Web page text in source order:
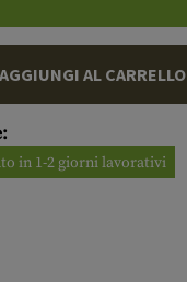
AGGIUNGI AL CARRELLO
in 1-2 giorni lavorativi